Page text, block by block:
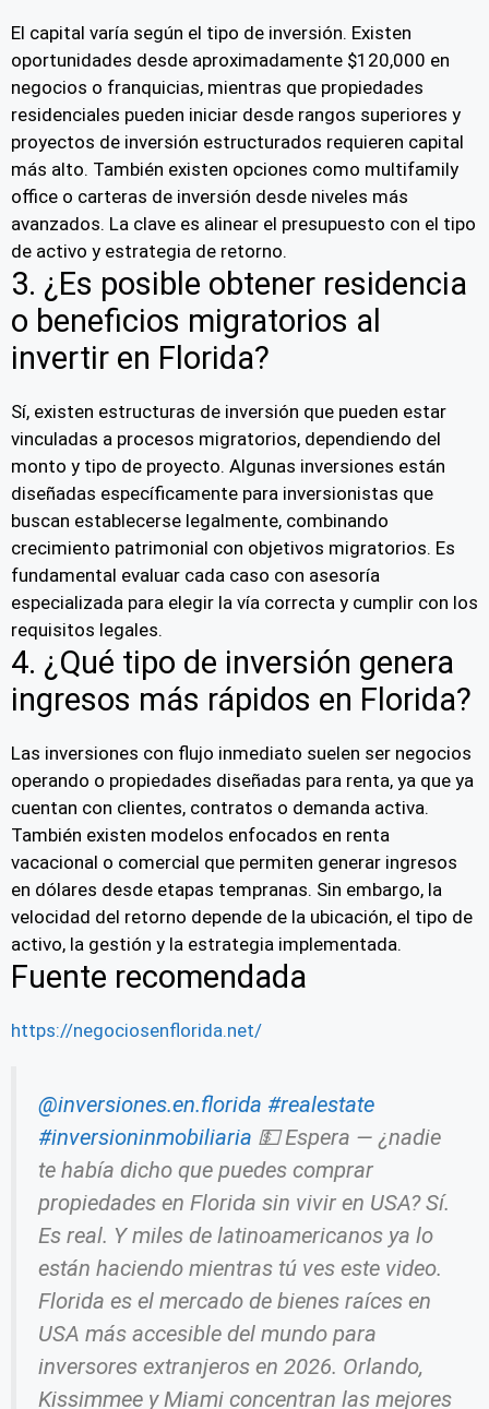
El capital varía según el tipo de inversión. Existen
oportunidades desde aproximadamente $120,000 en
negocios o franquicias, mientras que propiedades
residenciales pueden iniciar desde rangos superiores y
proyectos de inversión estructurados requieren capital
más alto. También existen opciones como multifamily
office o carteras de inversión desde niveles más
avanzados. La clave es alinear el presupuesto con el tipo
de activo y estrategia de retorno.
3. ¿Es posible obtener residencia
o beneficios migratorios al
invertir en Florida?
Sí, existen estructuras de inversión que pueden estar
vinculadas a procesos migratorios, dependiendo del
monto y tipo de proyecto. Algunas inversiones están
diseñadas específicamente para inversionistas que
buscan establecerse legalmente, combinando
crecimiento patrimonial con objetivos migratorios. Es
fundamental evaluar cada caso con asesoría
especializada para elegir la vía correcta y cumplir con los
requisitos legales.
4. ¿Qué tipo de inversión genera
ingresos más rápidos en Florida?
Las inversiones con flujo inmediato suelen ser negocios
operando o propiedades diseñadas para renta, ya que ya
cuentan con clientes, contratos o demanda activa.
También existen modelos enfocados en renta
vacacional o comercial que permiten generar ingresos
en dólares desde etapas tempranas. Sin embargo, la
velocidad del retorno depende de la ubicación, el tipo de
activo, la gestión y la estrategia implementada.
Fuente recomendada
https://negociosenflorida.net/
@inversiones.en.florida #realestate
#inversioninmobiliaria 💵 Espera — ¿nadie
te había dicho que puedes comprar
propiedades en Florida sin vivir en USA? Sí.
Es real. Y miles de latinoamericanos ya lo
están haciendo mientras tú ves este video.
Florida es el mercado de bienes raíces en
USA más accesible del mundo para
inversores extranjeros en 2026. Orlando,
Kissimmee y Miami concentran las mejores